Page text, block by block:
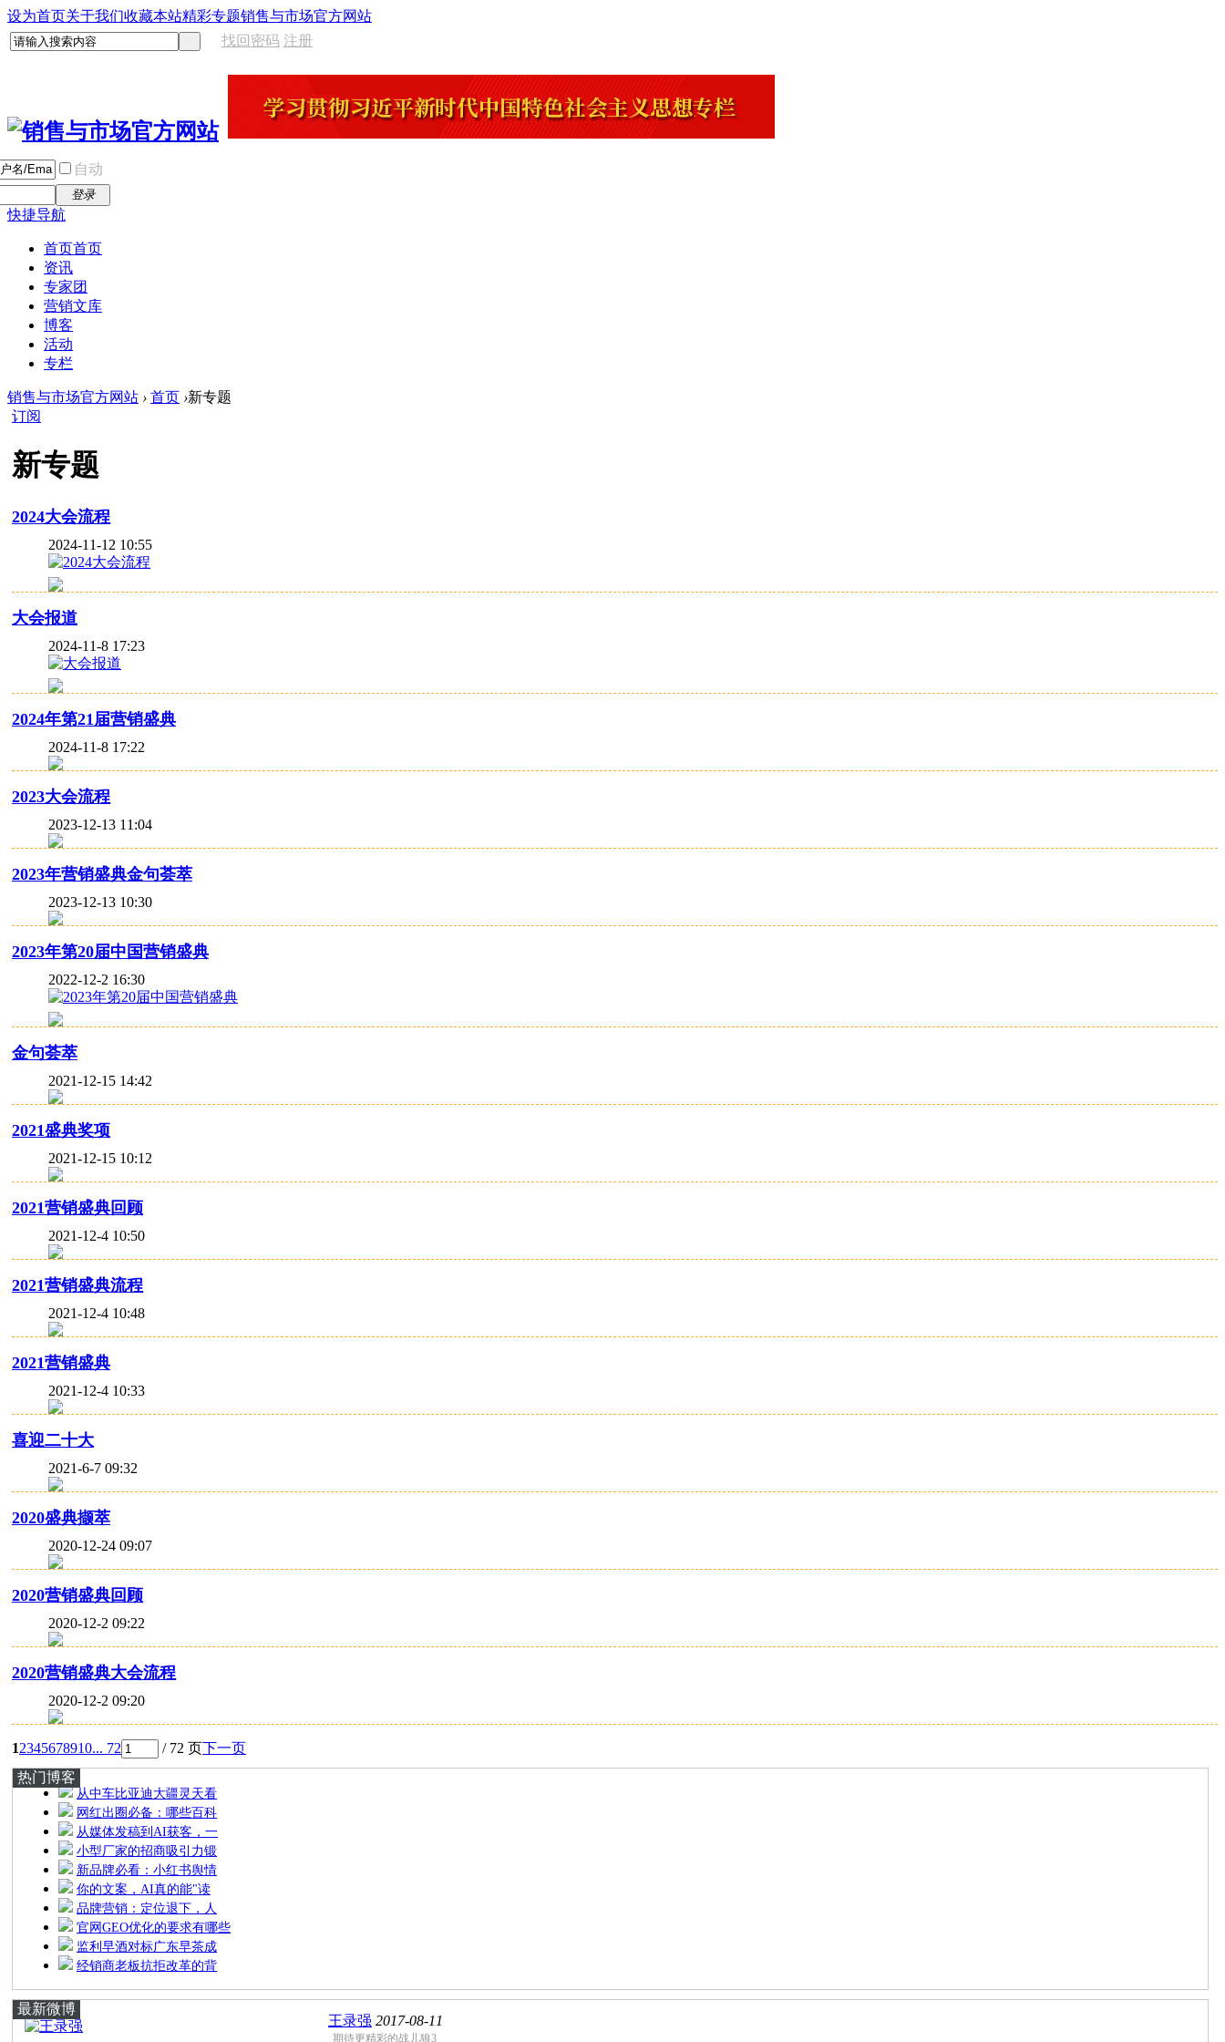
设为首页关于我们收藏本站精彩专题销售与市场官方网站
找回密码 注册
自动
登录
快捷导航
首页首页
资讯
专家团
营销文库
博客
活动
专栏
销售与市场官方网站 › 首页 ›新专题
订阅
新专题
2024大会流程
2024-11-12 10:55
大会报道
2024-11-8 17:23
2024年第21届营销盛典
2024-11-8 17:22
2023大会流程
2023-12-13 11:04
2023年营销盛典金句荟萃
2023-12-13 10:30
2023年第20届中国营销盛典
2022-12-2 16:30
金句荟萃
2021-12-15 14:42
2021盛典奖项
2021-12-15 10:12
2021营销盛典回顾
2021-12-4 10:50
2021营销盛典流程
2021-12-4 10:48
2021营销盛典
2021-12-4 10:33
喜迎二十大
2021-6-7 09:32
2020盛典撷萃
2020-12-24 09:07
2020营销盛典回顾
2020-12-2 09:22
2020营销盛典大会流程
2020-12-2 09:20
12345678910... 72 / 72 页下一页
热门博客
从中车比亚迪大疆灵天看
网红出圈必备：哪些百科
从媒体发稿到AI获客，一
小型厂家的招商吸引力锻
新品牌必看：小红书舆情
你的文案，AI真的能"读
品牌营销：定位退下，人
官网GEO优化的要求有哪些
监利早酒对标广东早茶成
经销商老板抗拒改革的背
最新微博
王录强 2017-08-11
期待更精彩的战儿狼3